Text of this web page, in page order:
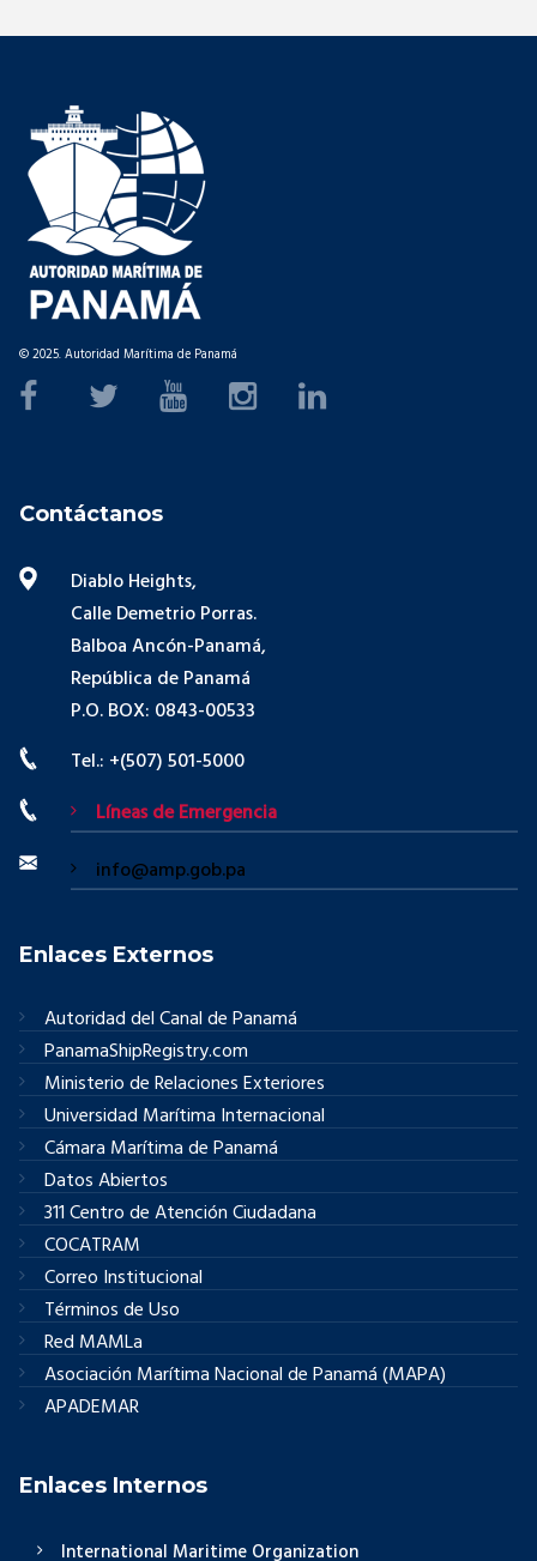
© 2025. Autoridad Marítima de Panamá
Contáctanos
Diablo Heights,
Calle Demetrio Porras.
Balboa Ancón-Panamá,
República de Panamá
P.O. BOX: 0843-00533
Tel.: +(507) 501-5000
Líneas de Emergencia
info@amp.gob.pa
Enlaces Externos
Autoridad del Canal de Panamá
PanamaShipRegistry.com
Ministerio de Relaciones Exteriores
Universidad Marítima Internacional
Cámara Marítima de Panamá
Datos Abiertos
311 Centro de Atención Ciudadana
COCATRAM
Correo Institucional
Términos de Uso
Red MAMLa
Asociación Marítima Nacional de Panamá (MAPA)
APADEMAR
Enlaces Internos
International Maritime Organization